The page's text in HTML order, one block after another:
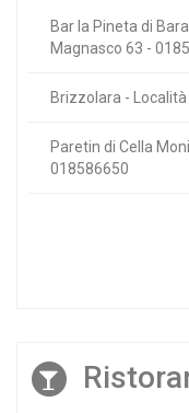
Bar la Pineta di
Magnasco 63 -
Brizzolara -
Paretin di Cella
018586650